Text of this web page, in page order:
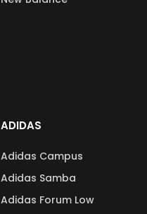
ADIDAS
Adidas Campus
Adidas Samba
Adidas Forum Low